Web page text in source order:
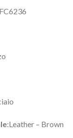
:Leather – Brown